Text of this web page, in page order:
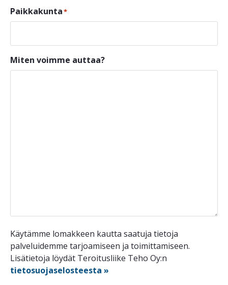
Paikkakunta*
Miten voimme auttaa?
Käytämme lomakkeen kautta saatuja tietoja
palveluidemme tarjoamiseen ja toimittamiseen.
Lisätietoja löydät Teroitusliike Teho Oy:n
tietosuojaselosteesta »